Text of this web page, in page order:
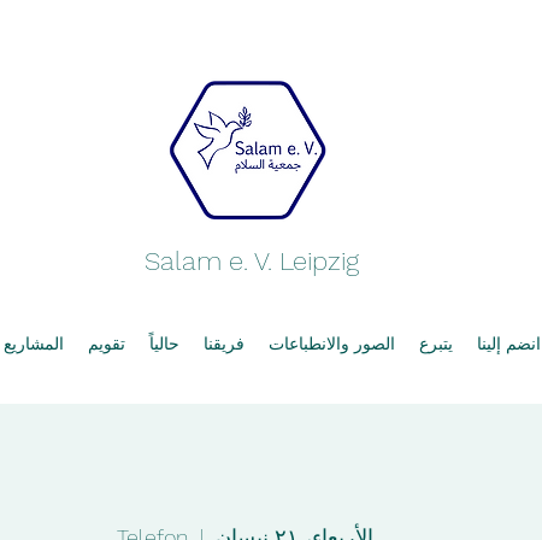
Salam e. V. Leipzig
المشاريع تقويم حالياً فريقنا الصور والانطباعات يتبرع انضم إلينا